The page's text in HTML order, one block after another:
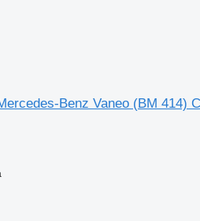
Benz Vaneo (BM 414)